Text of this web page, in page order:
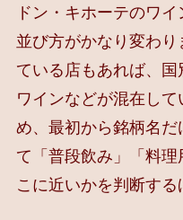
ドン・キホーテのワ
並び方がかなり変わ
ている店もあれば、
ワインなどが混在し
め、最初から銘柄名
て「普段飲み」「料
こに近いかを判断する